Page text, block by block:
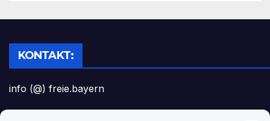
KONTAKT:
info (@) freie.bayern